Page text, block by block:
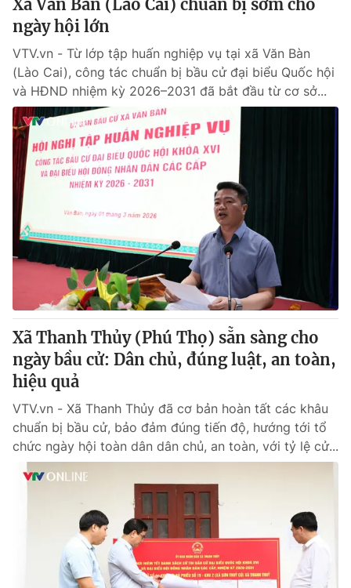
Xã Văn Bàn (Lào Cai) chuẩn bị sớm cho
ngày hội lớn
VTV.vn - Từ lớp tập huấn nghiệp vụ tại xã Văn Bàn
(Lào Cai), công tác chuẩn bị bầu cử đại biểu Quốc hội
và HĐND nhiệm kỳ 2026–2031 đã bắt đầu từ cơ sở...
Xã Thanh Thủy (Phú Thọ) sẵn sàng cho
ngày bầu cử: Dân chủ, đúng luật, an toàn,
hiệu quả
VTV.vn - Xã Thanh Thủy đã cơ bản hoàn tất các khâu
chuẩn bị bầu cử, bảo đảm đúng tiến độ, hướng tới tổ
chức ngày hội toàn dân dân chủ, an toàn, với tỷ lệ cử...